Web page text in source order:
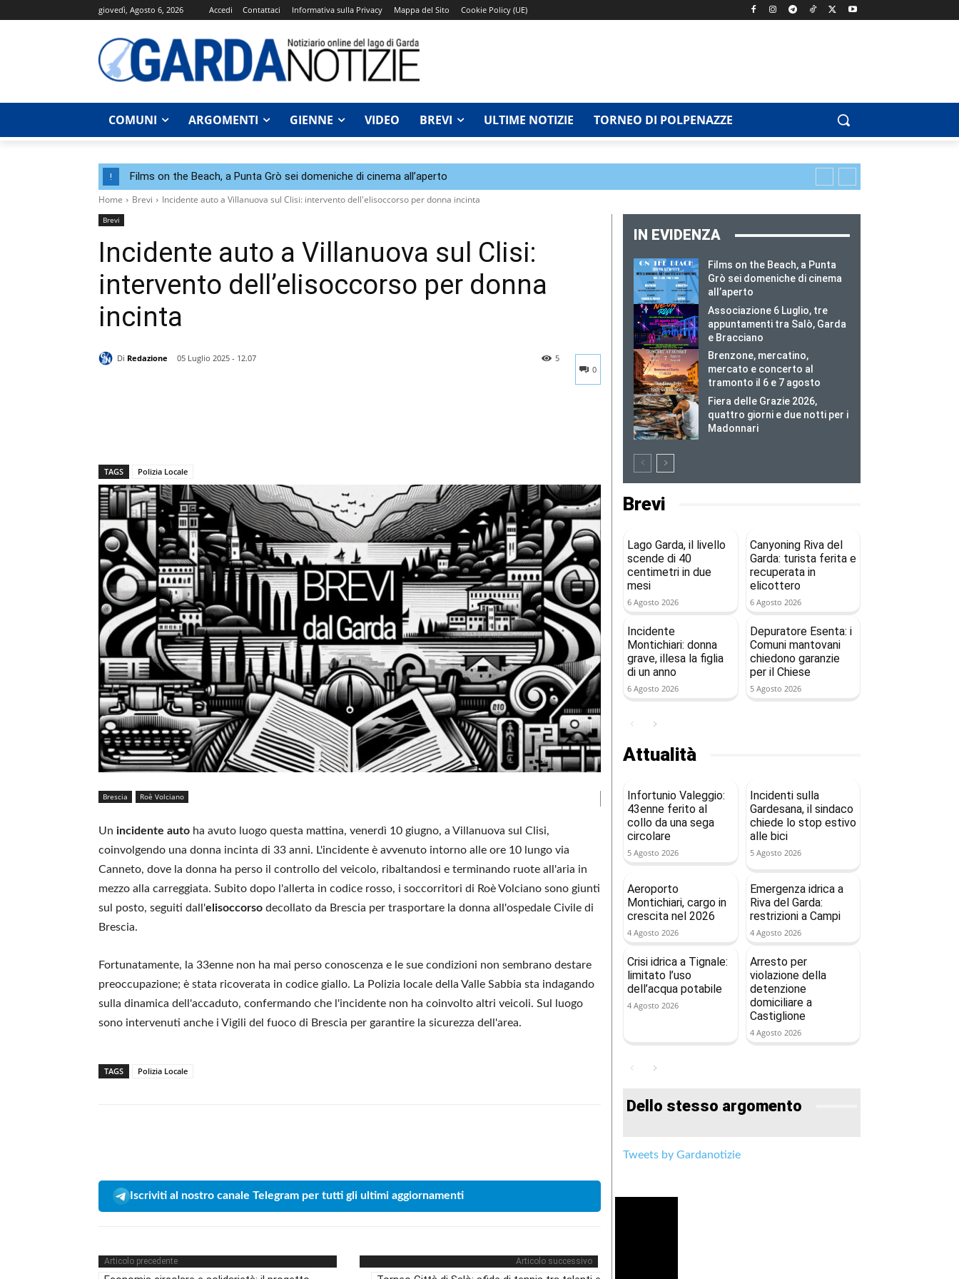
giovedì, Agosto 6, 2026 Accedi Contattaci Informativa sulla Privacy Mappa del Sito Cookie Policy (UE)
COMUNI ARGOMENTI GIENNE VIDEO BREVI ULTIME NOTIZIE TORNEO DI POLPENAZZE
! Films on the Beach, a Punta Grò sei domeniche di cinema all’aperto
Home Brevi Incidente auto a Villanuova sul Clisi: intervento dell'elisoccorso per donna incinta
Brevi
Incidente auto a Villanuova sul Clisi:
intervento dell’elisoccorso per donna
incinta
Di Redazione
05 Luglio 2025 - 12.07
0
5
TAGS Polizia Locale
Brescia Roè Volciano
Un incidente auto ha avuto luogo questa mattina, venerdì 10 giugno, a Villanuova sul Clisi,
coinvolgendo una donna incinta di 33 anni. L'incidente è avvenuto intorno alle ore 10 lungo via
Canneto, dove la donna ha perso il controllo del veicolo, ribaltandosi e terminando ruote all'aria in
mezzo alla carreggiata. Subito dopo l'allerta in codice rosso, i soccorritori di Roè Volciano sono giunti
sul posto, seguiti dall'elisoccorso decollato da Brescia per trasportare la donna all'ospedale Civile di
Brescia.
Fortunatamente, la 33enne non ha mai perso conoscenza e le sue condizioni non sembrano destare
preoccupazione; è stata ricoverata in codice giallo. La Polizia locale della Valle Sabbia sta indagando
sulla dinamica dell'accaduto, confermando che l'incidente non ha coinvolto altri veicoli. Sul luogo
sono intervenuti anche i Vigili del fuoco di Brescia per garantire la sicurezza dell'area.
TAGS Polizia Locale
Iscriviti al nostro canale Telegram per tutti gli ultimi aggiornamenti
Articolo precedente Articolo successivo
IN EVIDENZA
Films on the Beach, a Punta
Grò sei domeniche di cinema
all’aperto
Associazione 6 Luglio, tre
appuntamenti tra Salò, Garda
e Bracciano
Brenzone, mercatino,
mercato e concerto al
tramonto il 6 e 7 agosto
Fiera delle Grazie 2026,
quattro giorni e due notti per i
Madonnari
Brevi
Lago Garda, il livello
scende di 40
centimetri in due
mesi
6 Agosto 2026
Canyoning Riva del
Garda: turista ferita e
recuperata in
elicottero
6 Agosto 2026
Incidente
Montichiari: donna
grave, illesa la figlia
di un anno
6 Agosto 2026
Depuratore Esenta: i
Comuni mantovani
chiedono garanzie
per il Chiese
5 Agosto 2026
Attualità
Infortunio Valeggio:
43enne ferito al
collo da una sega
circolare
5 Agosto 2026
Incidenti sulla
Gardesana, il sindaco
chiede lo stop estivo
alle bici
5 Agosto 2026
Aeroporto
Montichiari, cargo in
crescita nel 2026
4 Agosto 2026
Emergenza idrica a
Riva del Garda:
restrizioni a Campi
4 Agosto 2026
Crisi idrica a Tignale:
limitato l’uso
dell’acqua potabile
4 Agosto 2026
Arresto per
violazione della
detenzione
domiciliare a
Castiglione
4 Agosto 2026
Dello stesso argomento
Tweets by Gardanotizie